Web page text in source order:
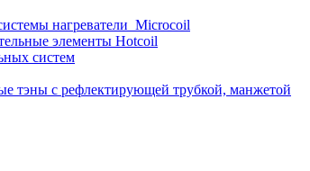
нагреватели_Microcoil
элементы Hotcoil
систем
тэны с рефлектирующей трубкой, манжетой